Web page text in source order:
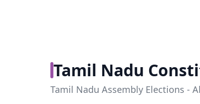
Tamil Nadu
Tamil Nadu Assembly Elections -